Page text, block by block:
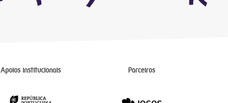
Apoios institucionais Parceiros